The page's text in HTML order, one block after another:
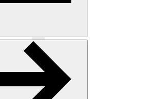
Précédent